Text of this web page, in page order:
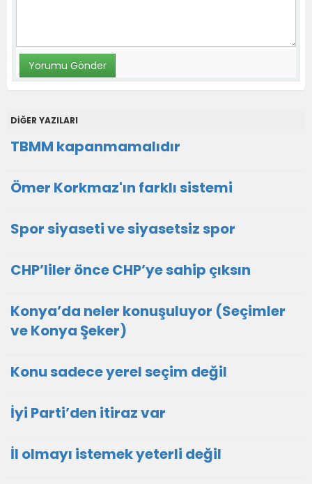
DİĞER YAZILARI
TBMM kapanmamalıdır
Ömer Korkmaz'ın farklı sistemi
Spor siyaseti ve siyasetsiz spor
CHP’liler önce CHP’ye sahip çıksın
Konya’da neler konuşuluyor (Seçimler
ve Konya Şeker)
Konu sadece yerel seçim değil
İyi Parti’den itiraz var
İl olmayı istemek yeterli değil